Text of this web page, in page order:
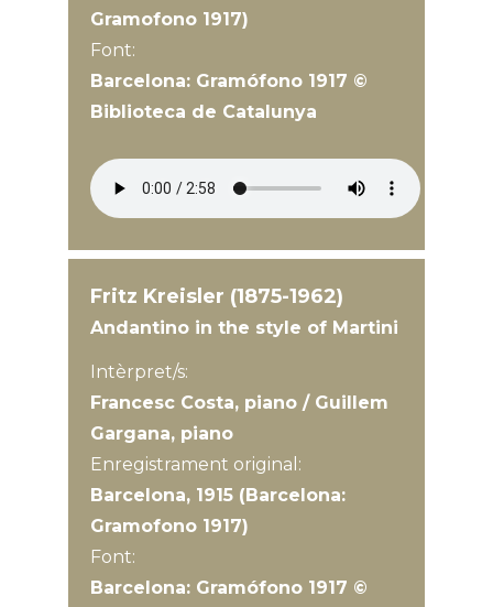
Gramofono 1917)
Font:
Barcelona: Gramófono 1917 ©
Biblioteca de Catalunya
Fritz Kreisler (1875-1962)
Andantino in the style of Martini
Intèrpret/s:
Francesc Costa, piano / Guillem
Gargana, piano
Enregistrament original:
Barcelona, 1915 (Barcelona:
Gramofono 1917)
Font:
Barcelona: Gramófono 1917 ©